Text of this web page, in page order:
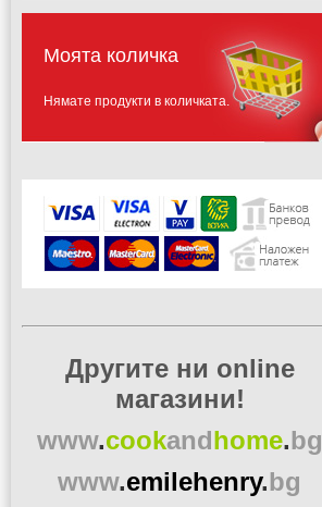
Моята количка
Нямате продукти в количката.
Другите ни online
магазини!
www.cookandhome.bg
www.emilehenry.bg